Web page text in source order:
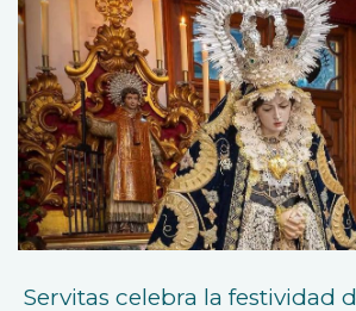
Servitas celebra la festividad